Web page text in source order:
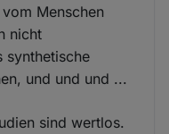
Menschen
nicht
synthetische
und und und ...
sind wertlos.